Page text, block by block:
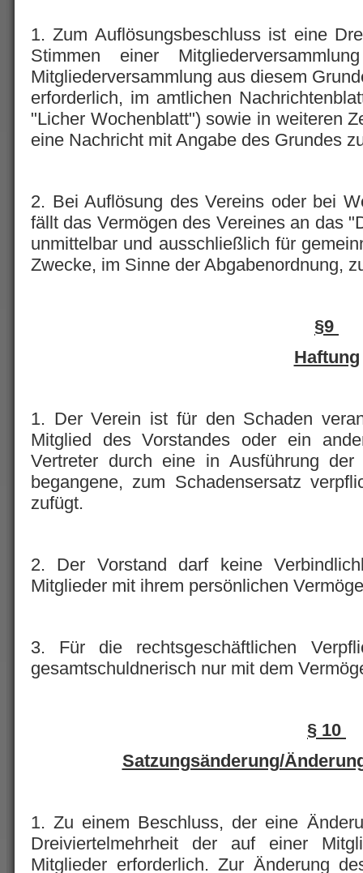
1. Zum Auflösungsbeschluss ist eine
Stimmen einer
Mitgliederversammlung aus diesem
erforderlich, im amtlichen
"Licher Wochenblatt") sowie in weiteren
eine Nachricht mit Angabe des Grundes
2. Bei Auflösung des Vereins oder bei
fällt das Vermögen des Vereines an das
unmittelbar und ausschließlich für
Zwecke, im Sinne der Abgabenordnung,
§9
Haftung
1. Der Verein ist für den Schaden
Mitglied des Vorstandes oder ein
Vertreter durch eine in Ausführung der
begangene, zum Schadensersatz
zufügt.
2. Der Vorstand darf keine
Mitglieder mit ihrem persönlichen
3. Für die rechtsgeschäftlichen
gesamtschuldnerisch nur mit dem
§ 10
Satzungsänderung/
1. Zu einem Beschluss, der eine
Dreiviertelmehrheit der auf einer
Mitglieder erforderlich. Zur Änderung